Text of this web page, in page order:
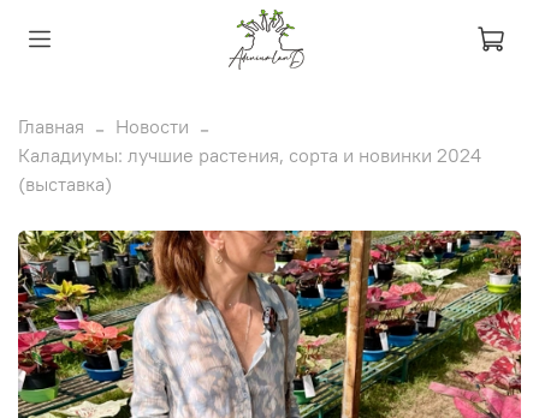
Главная
Новости
Каладиумы: лучшие растения, сорта и новинки 2024
(выставка)